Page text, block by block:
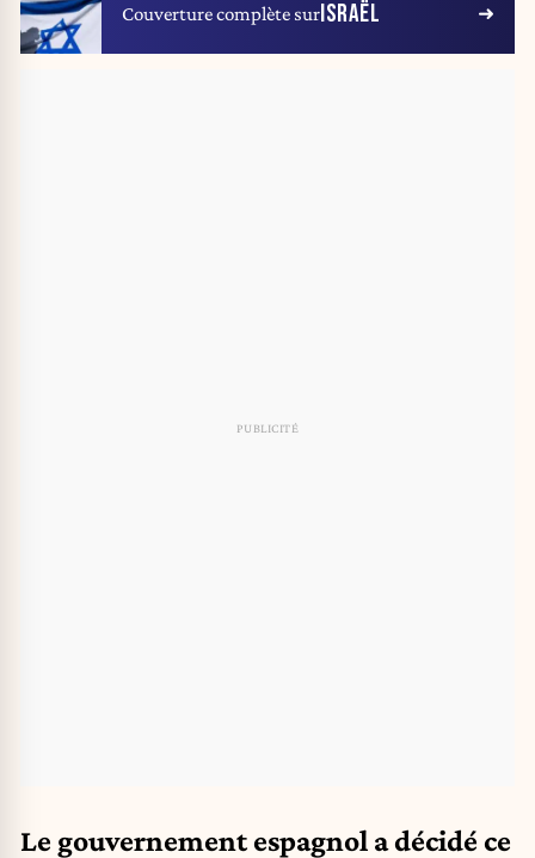
Couverture complète surISRAËL
Le gouvernement espagnol a décidé ce